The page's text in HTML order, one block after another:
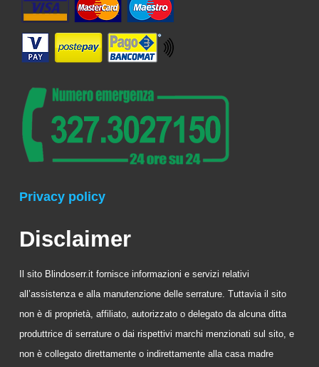
Privacy policy
Disclaimer
Il sito Blindoserr.it fornisce informazioni e servizi relativi
all’assistenza e alla manutenzione delle serrature. Tuttavia il sito
non è di proprietà, affiliato, autorizzato o delegato da alcuna ditta
produttrice di serrature o dai rispettivi marchi menzionati sul sito, e
non è collegato direttamente o indirettamente alla casa madre